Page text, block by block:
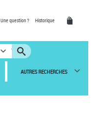
Une question ? Historique
AUTRES RECHERCHES